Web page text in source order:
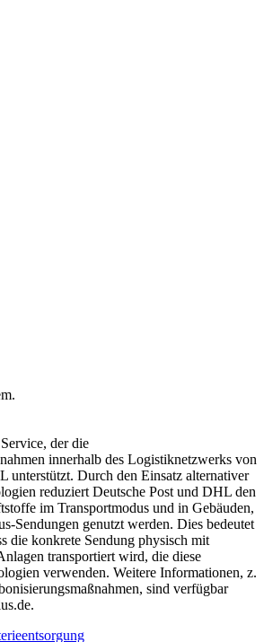
der die
innerhalb des Logistiknetzwerks von
unterstützt. Durch den Einsatz alternativer
reduziert Deutsche Post und DHL den
im Transportmodus und in Gebäuden,
Sendungen genutzt werden. Dies bedeutet
die konkrete Sendung physisch mit
transportiert wird, die diese
verwenden. Weitere Informationen, z.
sind verfügbar